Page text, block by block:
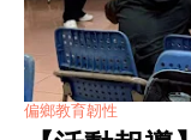
偏鄉教育韌性